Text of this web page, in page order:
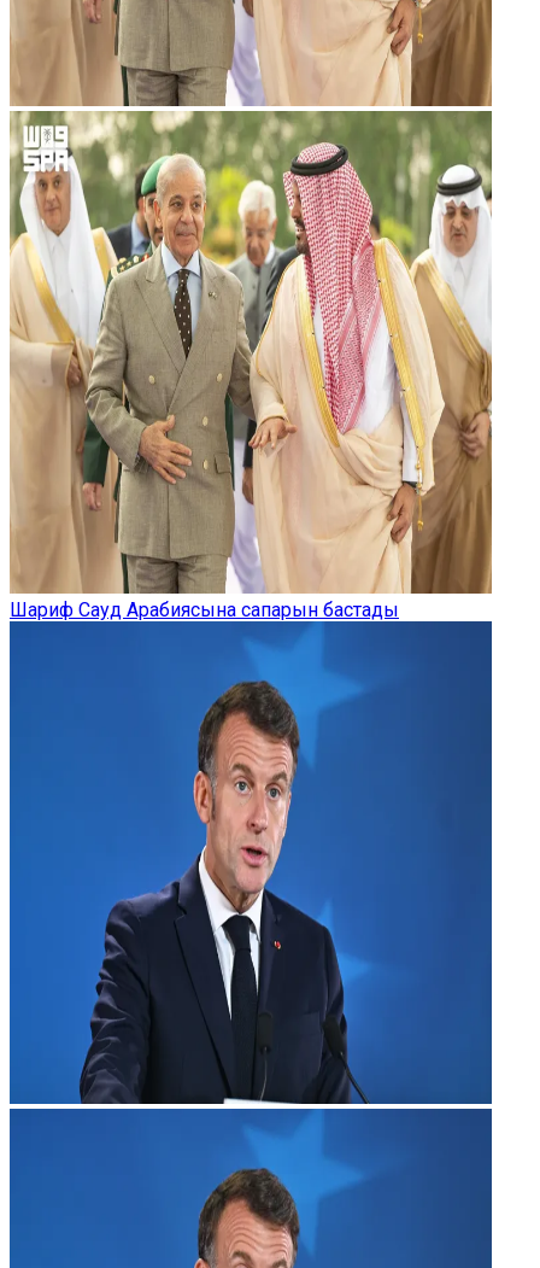
Шариф Сауд Арабиясына сапарын бастады